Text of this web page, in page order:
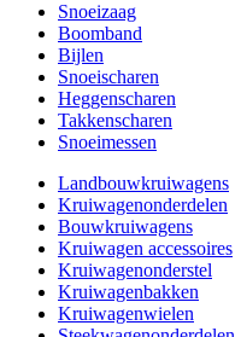
Snoeizaag
Boomband
Bijlen
Snoeischaren
Heggenscharen
Takkenscharen
Snoeimessen
Landbouwkruiwagens
Kruiwagenonderdelen
Bouwkruiwagens
Kruiwagen accessoires
Kruiwagenonderstel
Kruiwagenbakken
Kruiwagenwielen